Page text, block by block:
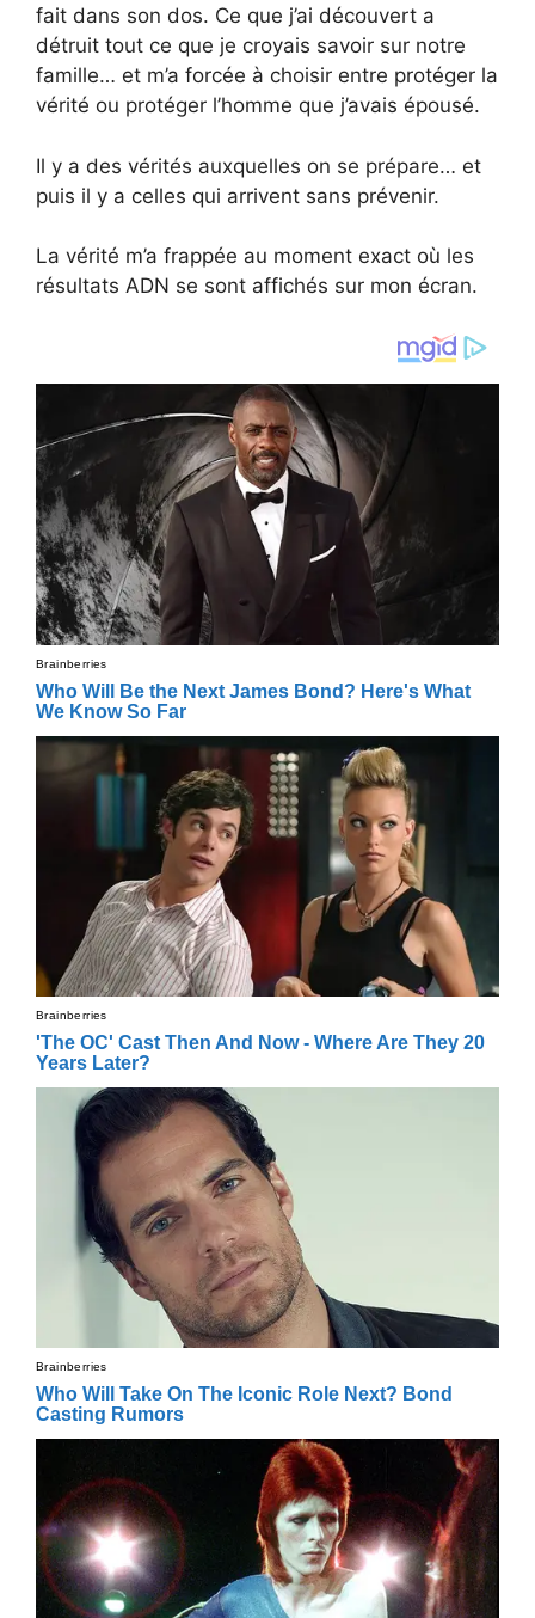
fait dans son dos. Ce que j’ai découvert a
détruit tout ce que je croyais savoir sur notre
famille… et m’a forcée à choisir entre protéger la
vérité ou protéger l’homme que j’avais épousé.
Il y a des vérités auxquelles on se prépare… et
puis il y a celles qui arrivent sans prévenir.
La vérité m’a frappée au moment exact où les
résultats ADN se sont affichés sur mon écran.